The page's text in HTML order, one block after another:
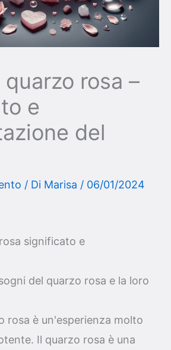
rosa –
e
del
/ Di Marisa / 06/01/2024
significato e
del quarzo rosa e la loro
rosa è un'esperienza molto
Il quarzo rosa è una